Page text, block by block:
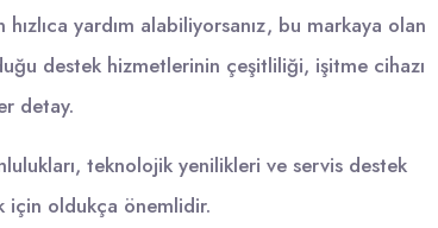
hızlıca yardım alabiliyorsanız, bu markaya olan
destek hizmetlerinin çeşitliliği, işitme cihazı
detay.
teknolojik yenilikleri ve servis destek
için oldukça önemlidir.